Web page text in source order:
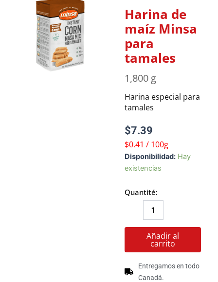
Harina de
maíz Minsa
para
tamales
1,800 g
Harina especial para
tamales
$7.39
$0.41 / 100g
Disponibilidad: Hay
existencias
Quantité:
Harina
para
tamales
Añadir al
carrito
Entregamos en todo
Canadá.